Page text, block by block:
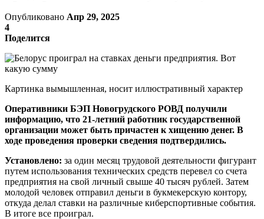
Опубликовано Апр 29, 2025
4
Поделится
Картинка вымышленная, носит иллюстративный характер
Оперативники БЭП Новогрудского РОВД получили
информацию, что 21-летний работник государственной
организации может быть причастен к хищению денег. В
ходе проведения проверки сведения подтвердились.
Установлено: за один месяц трудовой деятельности фигурант
путем использования технических средств перевел со счета
предприятия на свой личный свыше 40 тысяч рублей. Затем
молодой человек отправил деньги в букмекерскую контору,
откуда делал ставки на различные киберспортивные события.
В итоге все проиграл.